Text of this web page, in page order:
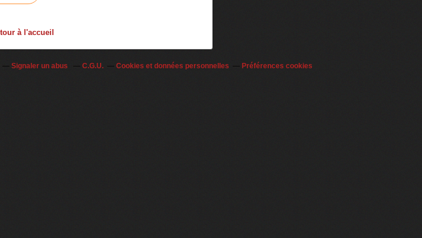
à l'accueil
Signaler un abus C.G.U. Cookies et données personnelles Préférences cookies